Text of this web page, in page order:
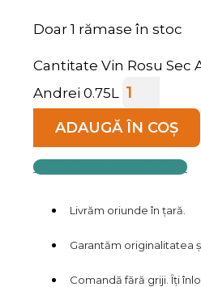
Doar 1 rămase în stoc
Cantitate Vin Rosu Sec
Andrei 0.75L
ADAUGĂ ÎN COȘ
COMANDĂ TELEFONIC
Livrăm oriunde în țară.
Garantăm originalitatea
Comandă fără griji. Îți